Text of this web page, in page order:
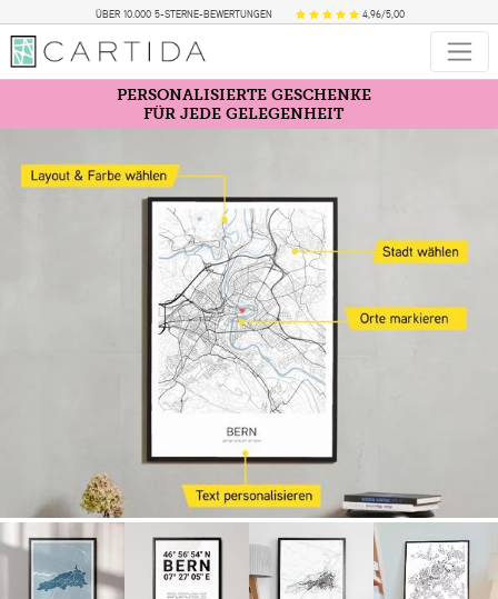
ÜBER 10.000 5-STERNE-BEWERTUNGEN 4,96/5,00
PERSONALISIERTE GESCHENKE
FÜR JEDE GELEGENHEIT